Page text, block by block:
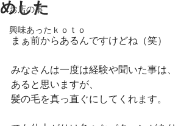
お店の事
興味あったｋｏｔｏ
めした
まぁ前からあるんですけどね（笑）
みなさんは一度は経験や聞いた事は、
あると思いますが、
髪の毛を真っ直ぐにしてくれます。